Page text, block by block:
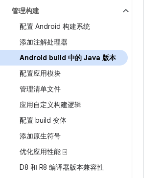
管理构建
配置 Android 构建系统
添加注解处理器
Android build 中的 Java 版本
配置应用模块
管理清单文件
应用自定义构建逻辑
配置 build 变体
添加原生符号
优化应用性能 ⍈
D8 和 R8 编译器版本兼容性